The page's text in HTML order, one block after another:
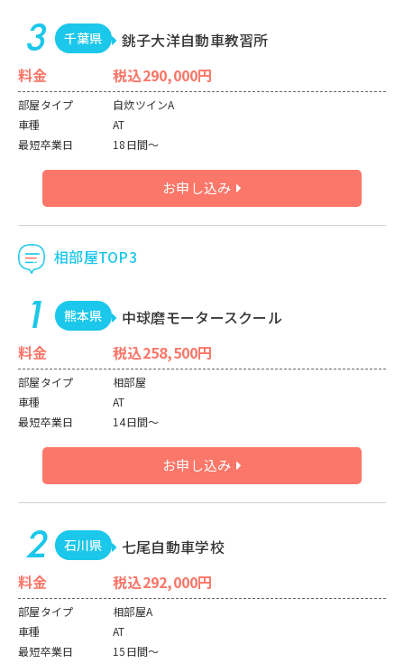
千葉県
銚子大洋自動車教習所
料金
税込290,000円
部屋タイプ
自炊ツインA
車種
AT
最短卒業日
18日間～
お申し込み
相部屋TOP3
熊本県
中球磨モータースクール
料金
税込258,500円
部屋タイプ
相部屋
車種
AT
最短卒業日
14日間～
お申し込み
石川県
七尾自動車学校
料金
税込292,000円
部屋タイプ
相部屋A
車種
AT
最短卒業日
15日間～